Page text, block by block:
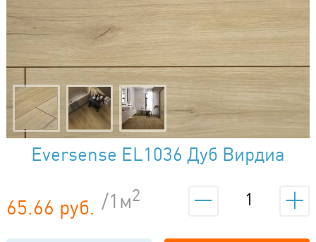
Eversense EL1036 Дуб Вирдиа
светлый
65.66 руб. /1м2